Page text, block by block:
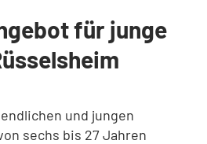
für junge
und jungen
sechs bis 27 Jahren